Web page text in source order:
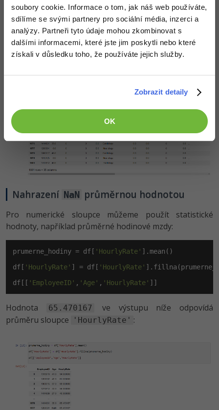
soubory cookie. Informace o tom, jak náš web používáte,
sdílíme se svými partnery pro sociální média, inzerci a
analýzy. Partneři tyto údaje mohou zkombinovat s
dalšími informacemi, které jste jim poskytli nebo které
získali v důsledku toho, že používáte jejich služby.
Zobrazit detaily
OK
Kód pro nahrazení
pevnou hodnotou vypadá
takto:
df_vyplneny = df.fillna(0)
Všechny NaN hodnoty byly nahrazeny hodnotou 0 :
Nahrazení NaN průměrnou hodnotou
Pro numerické sloupce můžeme použít statistické
hodnoty, například průměrné hodinové mzdy:
prumerne_hodiny = df[ 'HourlyRate' ].mean()
df[ 'HourlyRate' ] = df[ 'HourlyRate'
df[[ 'EmployeeID' , 'Age' , 'HourlyRate' ]]
Hodnota 65.470167
ve výstupu níže odpovídá
průměru sloupce
'HourlyRate' :